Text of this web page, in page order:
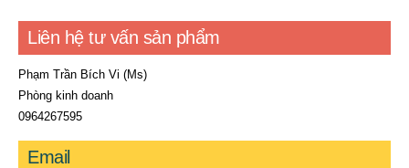
Liên hệ tư vấn sản phẩm
Phạm Trần Bích Vi (Ms)
Phòng kinh doanh
0964267595
Email